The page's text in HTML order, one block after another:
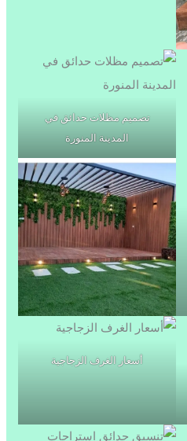
تصميم مظلات حدائق في
المدينة المنورة
أسعار الغرف الزجاجية